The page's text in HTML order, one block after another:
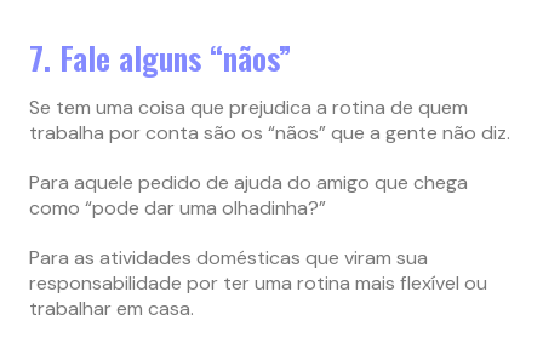
7. Fale alguns “nãos”
Se tem uma coisa que prejudica a rotina de quem
trabalha por conta são os “nãos” que a gente não diz.
Para aquele pedido de ajuda do amigo que chega
como “pode dar uma olhadinha?”
Para as atividades domésticas que viram sua
responsabilidade por ter uma rotina mais flexível ou
trabalhar em casa.